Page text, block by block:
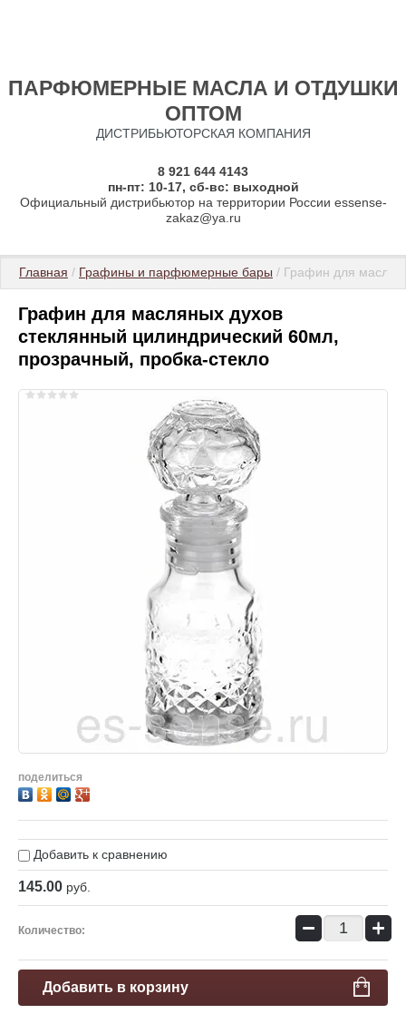
ПАРФЮМЕРНЫЕ МАСЛА И ОТДУШКИ
ОПТОМ
ДИСТРИБЬЮТОРСКАЯ КОМПАНИЯ
8 921 644 4143
пн-пт: 10-17, сб-вс: выходной
Официальный дистрибьютор на территории России essense-
zakaz@ya.ru
Главная / Графины и парфюмерные бары / Графин для
Графин для масляных духов
стеклянный цилиндрический 60мл,
прозрачный, пробка-стекло
поделиться
Добавить к сравнению
145.00 руб.
Количество: − +
Добавить в корзину